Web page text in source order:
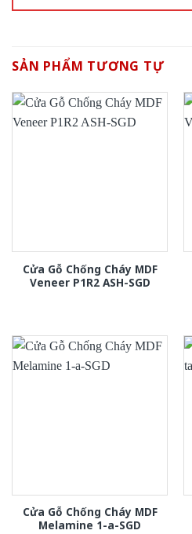
SẢN PHẨM TƯƠNG TỰ
Cửa Gỗ Chống Cháy MDF
Veneer P1R2 ASH-SGD
Cửa Gỗ Chống Cháy MDF
Melamine 1-a-SGD